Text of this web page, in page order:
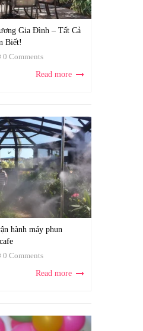
Gia Đình – Tất Cả
Biết!
0 Comments
Read more
hành máy phun
0 Comments
Read more